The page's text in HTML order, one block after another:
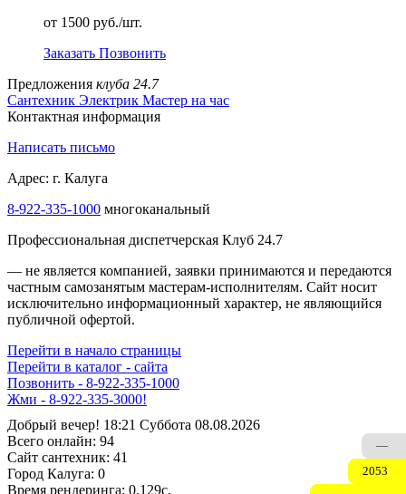
от 1500 руб./шт.
Заказать Позвонить
Предложения клуба 24.7
Сантехник Электрик Мастер на час
Контактная информация
Написать письмо
Адрес: г. Калуга
8-922-335-1000 многоканальный
Профессиональная диспетчерская Клуб 24.7
— не является компанией, заявки принимаются и передаются
частным самозанятым мастерам‑исполнителям. Сайт носит
исключительно информационный характер, не являющийся
публичной офертой.
Перейти в начало страницы
Перейти в каталог - сайта
Позвонить - 8-922-335-1000
Жми - 8-922-335-3000!
Добрый вечер! 18:21 Суббота 08.08.2026
Всего онлайн: 94
Сайт cантехник: 41
Город Калуга: 0
Время рендеринга: 0.129c.
—
2053